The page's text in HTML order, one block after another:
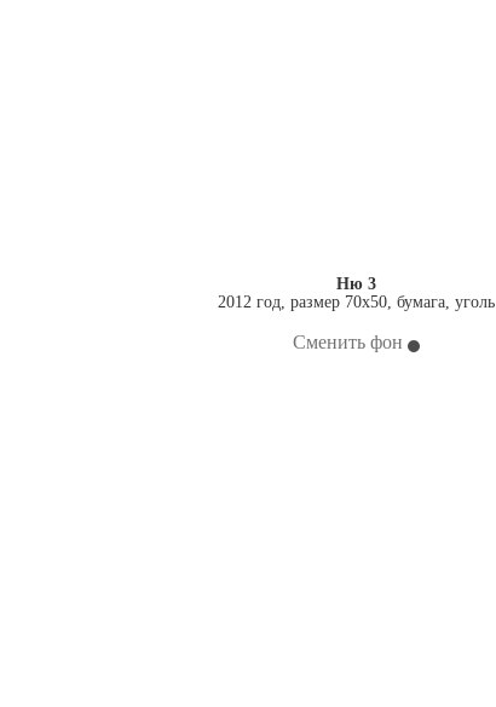
Ню 3
2012 год, размер 70x50, бумага, уголь
Сменить фон